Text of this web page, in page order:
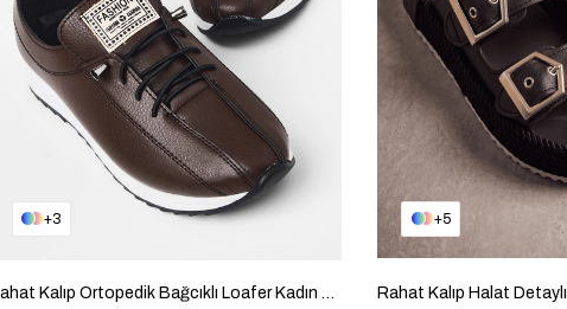
3
Rahat Kalıp Ortopedik Bağcıklı Loafer Kadın Kahve Loafer TBHSNCMC1945
5